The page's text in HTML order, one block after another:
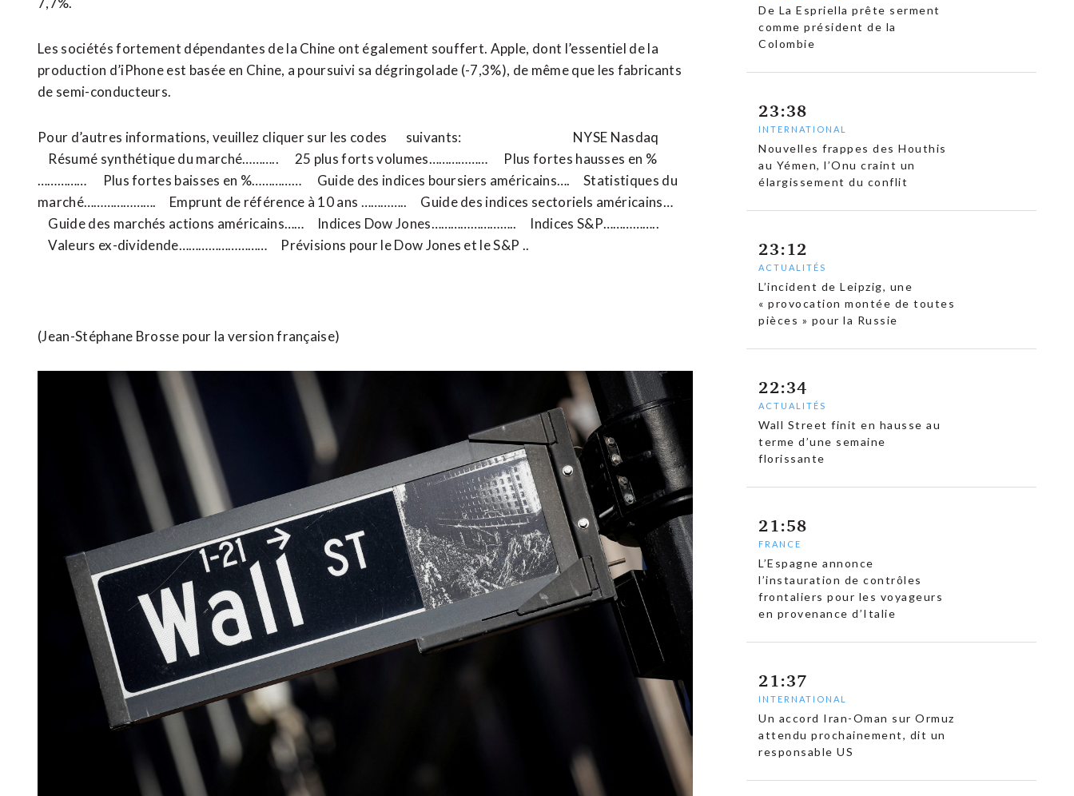
Les sociétés fortement dépendantes de la Chine ont également souffert. Apple, dont l’essentiel de la
production d’iPhone est basée en Chine, a poursuivi sa dégringolade (-7,3%), de même que les fabricants
de semi-conducteurs.
Pour d’autres informations, veuillez cliquer sur les codes suivants: NYSE Nasdaq
Résumé synthétique du marché……….. 25 plus forts volumes……………… Plus fortes hausses en %
…………… Plus fortes baisses en %…………… Guide des indices boursiers américains…. Statistiques du
marché…………………. Emprunt de référence à 10 ans ………….. Guide des indices sectoriels américains…
Guide des marchés actions américains…… Indices Dow Jones…………………….. Indices S&P……………..
Valeurs ex-dividende……………………… Prévisions pour le Dow Jones et le S&P ..
(Jean-Stéphane Brosse pour la version française)
De La Espriella prête serment
comme président de la
Colombie
23:38
INTERNATIONAL
Nouvelles frappes des Houthis
au Yémen, l’Onu craint un
élargissement du conflit
23:12
ACTUALITÉS
L’incident de Leipzig, une
« provocation montée de toutes
pièces » pour la Russie
22:34
ACTUALITÉS
Wall Street finit en hausse au
terme d’une semaine
florissante
21:58
FRANCE
L’Espagne annonce
l’instauration de contrôles
frontaliers pour les voyageurs
en provenance d’Italie
21:37
INTERNATIONAL
Un accord Iran-Oman sur Ormuz
attendu prochainement, dit un
responsable US